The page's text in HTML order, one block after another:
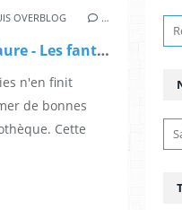
OVERBLOG …
Manon Gauthier-Faure - Les fantômes du lac
n'en finit
de bonnes
Cette